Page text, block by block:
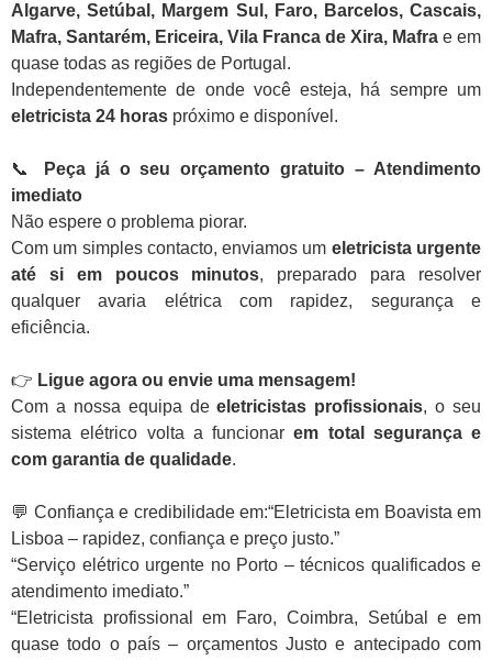
Algarve, Setúbal, Margem Sul, Faro, Barcelos, Cascais,
Mafra, Santarém, Ericeira, Vila Franca de Xira, Mafra e em
quase todas as regiões de Portugal.
Independentemente de onde você esteja, há sempre um
eletricista 24 horas próximo e disponível.
📞
Peça já o seu orçamento gratuito – Atendimento
imediato
Não espere o problema piorar.
Com um simples contacto, enviamos um eletricista urgente
até si em poucos minutos, preparado para resolver
qualquer avaria elétrica com rapidez, segurança e
eficiência.
👉 Ligue agora ou envie uma mensagem!
Com a nossa equipa deeletricistas profissionais, o seu
sistema elétrico volta a funcionarem total segurança e
com garantia de qualidade.
💬 Confiança e credibilidade em:“Eletricista em Boavista em
Lisboa – rapidez, confiança e preço justo.”
“Serviço elétrico urgente no Porto – técnicos qualificados e
atendimento imediato.”
“Eletricista profissional em Faro, Coimbra, Setúbal e em
quase todo o país – orçamentos Justo e antecipado com